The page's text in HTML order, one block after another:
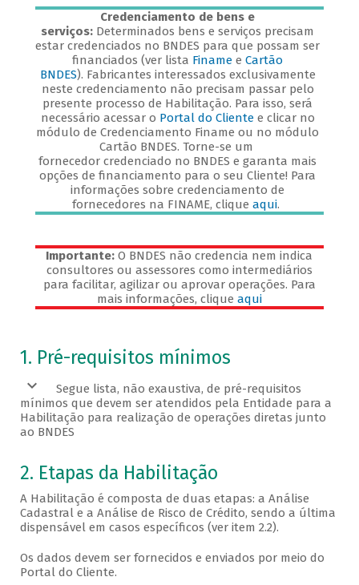
Credenciamento de bens e
serviços: Determinados bens e serviços precisam
estar credenciados no BNDES para que possam ser
financiados (ver lista Finame eCartão
BNDES). Fabricantes interessados exclusivamente
neste credenciamento não precisam passar pelo
presente processo de Habilitação. Para isso, será
necessário acessar o Portal do Cliente e clicar no
módulo de Credenciamento Finame ou no módulo
Cartão BNDES. Torne-se um
fornecedor credenciado no BNDES e garanta mais
opções de financiamento para o seu Cliente! Para
informações sobre credenciamento de
fornecedores na FINAME, cliqueaqui.
Importante: O BNDES não credencia nem indica
consultores ou assessores como intermediários
para facilitar, agilizar ou aprovar operações. Para
mais informações, clique aqui
Veja os pré-requisitos
1. Pré-requisitos mínimos
Segue lista, não exaustiva, de pré-requisitos
mínimos que devem ser atendidos pela Entidade para a
Habilitação para realização de operações diretas junto
ao BNDES
2. Etapas da Habilitação
A Habilitação é composta de duas etapas: a Análise
Cadastral e a Análise de Risco de Crédito, sendo a última
dispensável em casos específicos (ver item 2.2).
Os dados devem ser fornecidos e enviados por meio do
Portal do Cliente.